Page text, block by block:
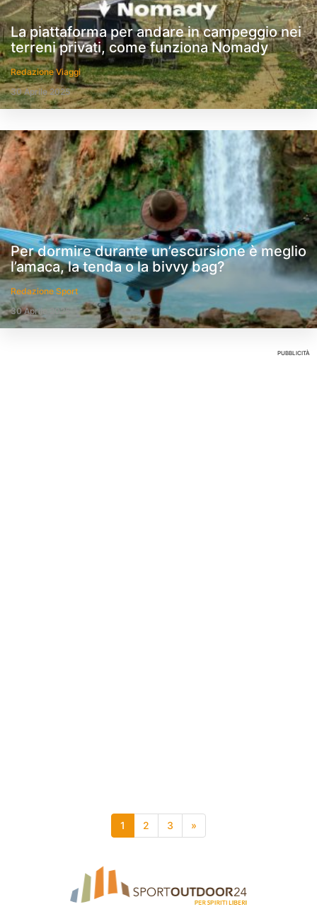
La piattaforma per andare in campeggio nei
terreni privati, come funziona Nomady
Redazione Viaggi
30 Aprile 2025
Per dormire durante un’escursione è meglio
l’amaca, la tenda o la bivvy bag?
Redazione Sport
30 Aprile 2025
PUBBLICITÀ
1 2 3 »